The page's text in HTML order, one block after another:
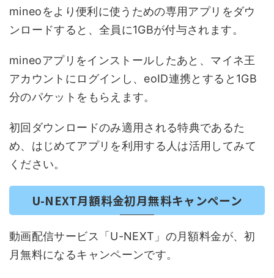
mineoをより便利に使うための専用アプリをダウ
ンロードすると、全員に1GBが付与されます。
mineoアプリをインストールしたあと、マイネ王
アカウントにログインし、eoID連携とすると1GB
分のパケットをもらえます。
初回ダウンロードのみ適用される特典であるた
め、はじめてアプリを利用する人は活用してみて
ください。
U-NEXT月額料金初月無料キャンペーン
動画配信サービス「U-NEXT」の月額料金が、初
月無料になるキャンペーンです。